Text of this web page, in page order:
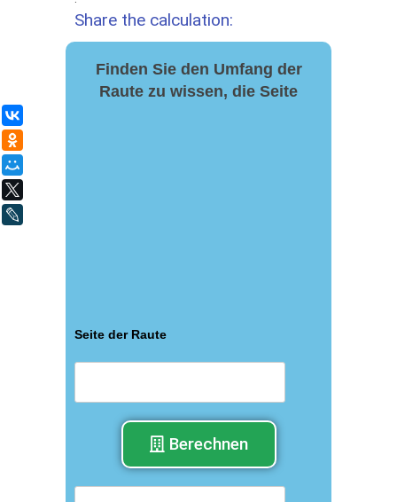
Share the calculation:
Finden Sie den Umfang der
Raute zu wissen, die Seite
Seite der Raute
Berechnen